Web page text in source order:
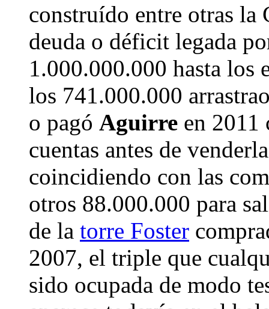
construído entre otras la
deuda o déficit legada
1.000.000.000 hasta los
los 741.000.000
o pagó Aguirre en 2011
cuentas antes de
coincidiendo con las
otros 88.000.000 para
de la torre Foster
2007, el triple que
sido ocupada de modo